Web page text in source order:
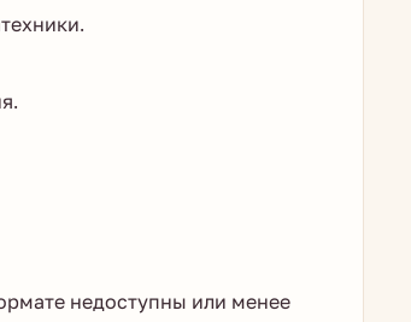
недоступны или менее